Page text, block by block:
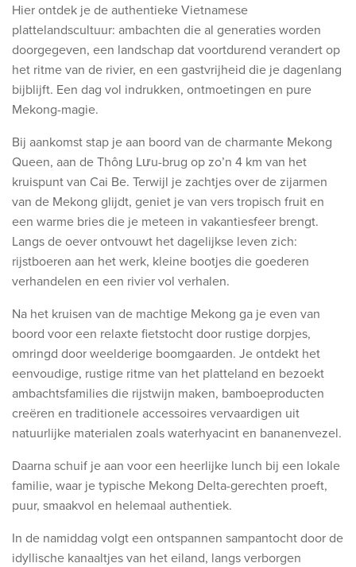
Hier ontdek je de authentieke Vietnamese
plattelandscultuur: ambachten die al generaties worden
doorgegeven, een landschap dat voortdurend verandert op
het ritme van de rivier, en een gastvrijheid die je dagenlang
bijblijft. Een dag vol indrukken, ontmoetingen en pure
Mekong-magie.
Bij aankomst stap je aan boord van de charmante Mekong
Queen, aan de Thông Lưu-brug op zo’n 4 km van het
kruispunt van Cai Be. Terwijl je zachtjes over de zijarmen
van de Mekong glijdt, geniet je van vers tropisch fruit en
een warme bries die je meteen in vakantiesfeer brengt.
Langs de oever ontvouwt het dagelijkse leven zich:
rijstboeren aan het werk, kleine bootjes die goederen
verhandelen en een rivier vol verhalen.
Na het kruisen van de machtige Mekong ga je even van
boord voor een relaxte fietstocht door rustige dorpjes,
omringd door weelderige boomgaarden. Je ontdekt het
eenvoudige, rustige ritme van het platteland en bezoekt
ambachtsfamilies die rijstwijn maken, bamboeproducten
creëren en traditionele accessoires vervaardigen uit
natuurlijke materialen zoals waterhyacint en bananenvezel.
Daarna schuif je aan voor een heerlijke lunch bij een lokale
familie, waar je typische Mekong Delta-gerechten proeft,
puur, smaakvol en helemaal authentiek.
In de namiddag volgt een ontspannen sampantocht door de
idyllische kanaaltjes van het eiland, langs verborgen